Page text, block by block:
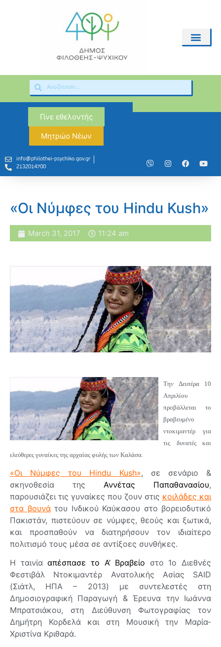
Γίνε εθελοντής
Μητρώο Νέων
info@philothei-psychiko.gov.gr
2132014700
«Οι Νύμφες του Hindu Kush»
March 31, 2017 11:24 am
Την Δευτέρα 10
Απριλίου
προβάλλεται το
βραβευμένο
ντοκιμαντέρ για
τις δυνατές και
ελεύθερες γυναίκες της αρχαίας φυλής των Καλάσα.
«Οι Νύμφες του Hindu Kush», σε σενάριο &
σκηνοθεσία της Αννέτας Παπαθανασίου,
παρουσιάζει τις γυναίκες που ζουν στις κοιλάδες και
στα βουνάτου Ινδικού Καύκασου στο βορειοδυτικό
Πακιστάν, πιστεύουν σε νύμφες, θεούς και ξωτικά,
και προσπαθούν να διατηρήσουν τον ιδιαίτερο
πολιτισμό τους μέσα σε αντίξοες συνθήκες.
Η ταινίααπέσπασε το Α’ Βραβείο στο 1ο Διεθνές
Φεστιβάλ Ντοκιμαντέρ Ανατολικής Ασίας SAID
(Σιάτλ, ΗΠΑ – 2013) με συντελεστές στη
Δημοσιογραφική Παραγωγή & Έρευνα την Ιωάννα
Μπρατσιάκου, στη Διεύθυνση Φωτογραφίας τον
Δημήτρη Κορδελά και στη Μουσική την Μαρία-
Χριστίνα Κριθαρά.